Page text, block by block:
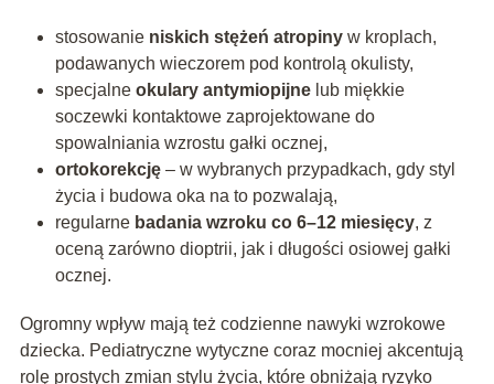
stosowanie niskich stężeń atropinyw kroplach,
podawanych wieczorem pod kontrolą okulisty,
specjalne okulary antymiopijnelub miękkie
soczewki kontaktowe zaprojektowane do
spowalniania wzrostu gałki ocznej,
ortokorekcję– w wybranych przypadkach, gdy styl
życia i budowa oka na to pozwalają,
regularne badania wzroku co 6–12 miesięcy, z
oceną zarówno dioptrii, jak i długości osiowej gałki
ocznej.
Ogromny wpływ mają też codzienne nawyki wzrokowe
dziecka. Pediatryczne wytyczne coraz mocniej akcentują
rolę prostych zmian stylu życia, które obniżają ryzyko